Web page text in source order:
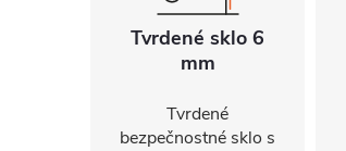
Tvrdené sklo 6
mm
Tvrdené
bezpečnostné sklo s